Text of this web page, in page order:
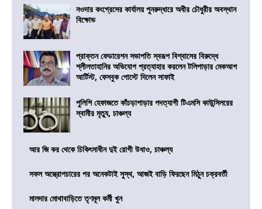
নওদার কংগ্রেসের কার্যালয় পুনরুদ্ধারে অধীর চৌধুরীর অবস্থান
বিক্ষোভ
প্রাক্তন ফেডারেশন সভাপতি স্বরূপ বিশ্বাসের বিরুদ্ধে
শ্লীলতাহানির অভিযোগ প্রত্যাহার করলেন টলিপাড়ার মেকআপ
আর্টিস্ট, ফেসবুক পোস্টে দিলেন সাফাই
পুলিশি হেফাজতে কাঁচড়াপাড়ার পদত্যাগী টিএমসি কাউন্সিলরের
স্বামীর মৃত্যু, চাঞ্চল্য
আর জি কর থেকে চিকিৎসাধীন দুই রোগী উধাও, চাঞ্চল্য
সফল অস্ত্রোপচারের পর অনেকটাই সুস্থ, আজই বাড়ি ফিরছেন মিঠুন চক্রবর্তী
মালদার মোথাবাড়িতে তৃণমূল কর্মী খুন